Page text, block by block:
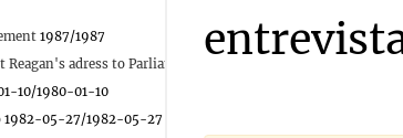
1987/1987
Reagan's adress to Parliament on promoting Democracy
10/1980-01-10
1982-05-27/1982-05-27